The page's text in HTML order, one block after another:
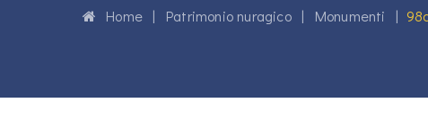
Home| Patrimonio nuragico| Monumenti |